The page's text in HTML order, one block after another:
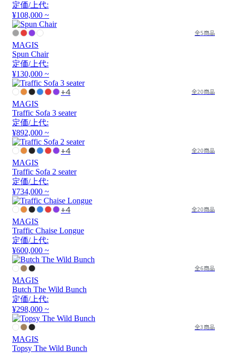
定価/上代:
¥108,000 ~
全5商品
MAGIS
Spun Chair
定価/上代:
¥130,000 ~
+4 全20商品
MAGIS
Traffic Sofa 3 seater
定価/上代:
¥892,000 ~
+4 全20商品
MAGIS
Traffic Sofa 2 seater
定価/上代:
¥734,000 ~
+4 全20商品
MAGIS
Traffic Chaise Longue
定価/上代:
¥600,000 ~
全6商品
MAGIS
Butch The Wild Bunch
定価/上代:
¥298,000 ~
全3商品
MAGIS
Topsy The Wild Bunch